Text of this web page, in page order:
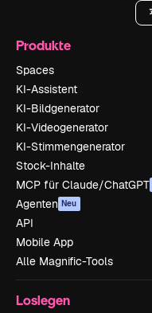
Produkte
Spaces
KI-Assistent
KI-Bildgenerator
KI-Videogenerator
KI-Stimmengenerator
Stock-Inhalte
MCP für Claude/ChatGPT
Agenten Neu
API
Mobile App
Alle Magnific-Tools
Loslegen